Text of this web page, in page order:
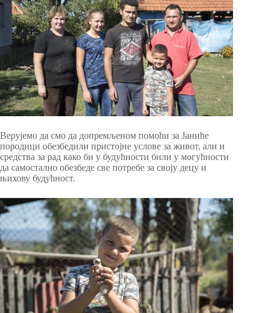
Верујемо да смо да допремљеном помоћи за Јаниће
породици обезбедили пристојне услове за живот, али и
средства за рад како би у будућности били у могућности
да самостално обезбеде све потребе за своју децу и
њихову будућност.